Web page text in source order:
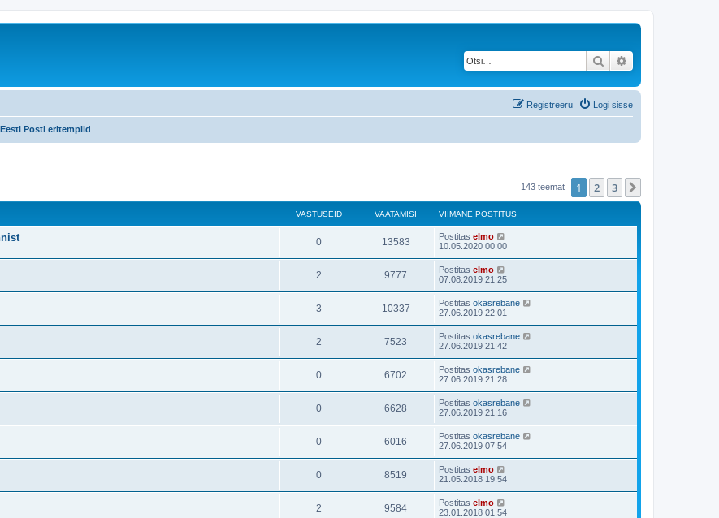
Otsi
Logi sisse
Registreeru
Eesti Posti eritemplid
143 teemat 1 2 3
VASTUSEID VAATAMISI VIIMANE POSTITUS
0 13583 Postitas elmo
10.05.2020 00:00
2 9777 Postitas elmo
07.08.2019 21:25
3 10337 Postitas okasrebane
27.06.2019 22:01
2 7523 Postitas okasrebane
27.06.2019 21:42
0 6702 Postitas okasrebane
27.06.2019 21:28
0 6628 Postitas okasrebane
27.06.2019 21:16
0 6016 Postitas okasrebane
27.06.2019 07:54
0 8519 Postitas elmo
21.05.2018 19:54
2 9584 Postitas elmo
23.01.2018 01:54